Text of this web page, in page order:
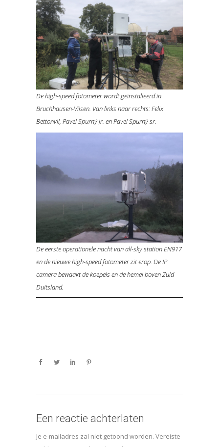
De high-speed fotometer wordt geïnstalleerd in
Bruchhausen-Vilsen. Van links naar rechts: Felix
Bettonvil, Pavel Spurný jr. en Pavel Spurný sr.
De eerste operationele nacht van all-sky station EN917
en de nieuwe high-speed fotometer zit erop. De IP
camera bewaakt de koepels en de hemel boven Zuid
Duitsland.
Een reactie achterlaten
Je e-mailadres zal niet getoond worden. Vereiste